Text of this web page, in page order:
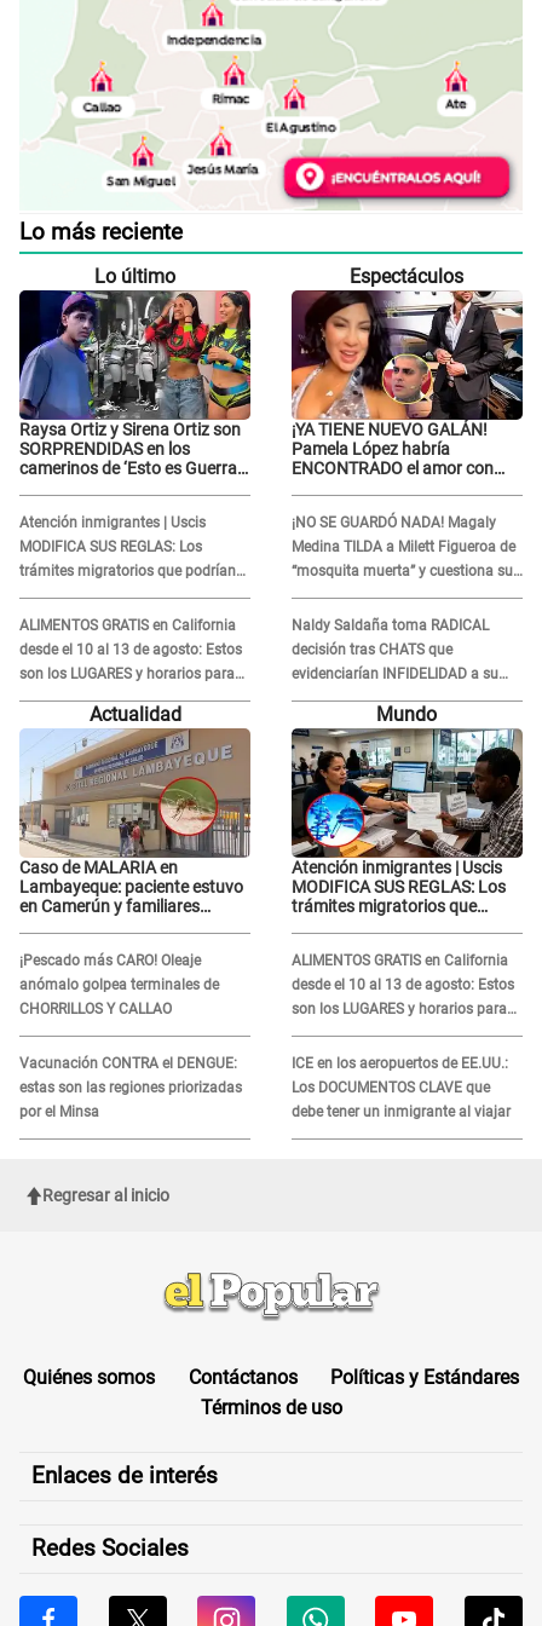
Lo más reciente
Lo último
Raysa Ortiz y Sirena Ortiz son
SORPRENDIDAS en los
camerinos de ‘Esto es Guerra’
Gabriel Moisés: “Gracias”
Atención inmigrantes | Uscis
MODIFICA SUS REGLAS: Los
trámites migratorios que podrían
necesitar tu prueba de ADN
ALIMENTOS GRATIS en California
desde el 10 al 13 de agosto: Estos
son los LUGARES y horarios para
recibir la ayuda
Espectáculos
¡YA TIENE NUEVO GALÁN!
Pamela López habría
ENCONTRADO el amor con
¡NO SE GUARDÓ NADA! Magaly
Medina TILDA a Milett Figueroa de
“mosquita muerta” y cuestiona su
RECONCILIACIÓN con Marcelo
Tinelli en TV argentina
Naldy Saldaña toma RADICAL
decisión tras CHATS que
evidenciarían INFIDELIDAD a su
novio con animador de 'La Bella
Luz': "Un día..."
Actualidad
Caso de MALARIA en
Lambayeque: paciente estuvo
en Camerún y familiares
¡Pescado más CARO! Oleaje
anómalo golpea terminales de
CHORRILLOS Y CALLAO
Vacunación CONTRA el DENGUE:
estas son las regiones priorizadas
por el Minsa
Mundo
Atención inmigrantes | Uscis
MODIFICA SUS REGLAS: Los
trámites migratorios que
ALIMENTOS GRATIS en California
desde el 10 al 13 de agosto: Estos
son los LUGARES y horarios para
recibir la ayuda
ICE en los aeropuertos de EE.UU.:
Los DOCUMENTOS CLAVE que
debe tener un inmigrante al viajar
Regresar al inicio
Quiénes somos Contáctanos
Políticas y Estándares
Términos de uso
Enlaces de interés
Redes Sociales